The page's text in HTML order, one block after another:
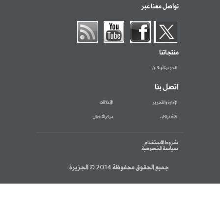
تواصل معنا عبر
منتجاتنا
الجزيرة أونلاين
اتصل بنا
الإدارة والتحرير الإعلانات
الاشتراكات مركز الاتصال
شروط الاستخدام
سياسة الخصوصية
جميع الحقوق محفوظة 2014 © الجزيرة